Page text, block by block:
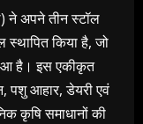
ने अपने तीन स्टॉल
किया है, जो
है। इस एकीकृत
पशु आहार, डेयरी एवं
कृषि समाधानों की